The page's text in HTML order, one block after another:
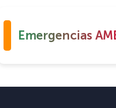
Emergencias